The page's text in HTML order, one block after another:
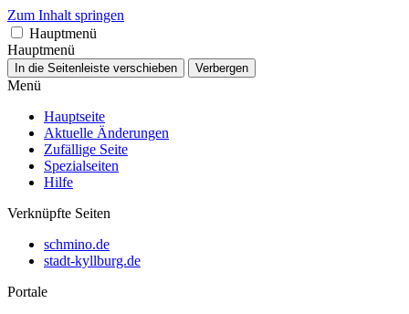
Zum Inhalt springen
Hauptmenü
Hauptmenü
In die Seitenleiste verschieben Verbergen
Menü
Hauptseite
Aktuelle Änderungen
Zufällige Seite
Spezialseiten
Hilfe
Verknüpfte Seiten
schmino.de
stadt-kyllburg.de
Portale